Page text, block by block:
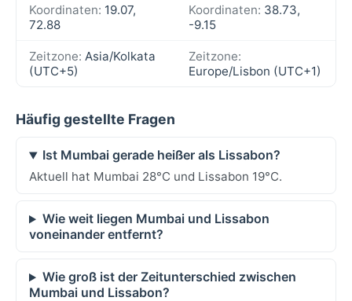
Koordinaten: 19.07,
72.88
Koordinaten: 38.73,
-9.15
Zeitzone: Asia/Kolkata
(UTC+5)
Zeitzone:
Europe/Lisbon (UTC+1)
Häufig gestellte Fragen
Ist Mumbai gerade heißer als Lissabon?
Aktuell hat Mumbai 28°C und Lissabon 19°C.
Wie weit liegen Mumbai und Lissabon
voneinander entfernt?
Wie groß ist der Zeitunterschied zwischen
Mumbai und Lissabon?